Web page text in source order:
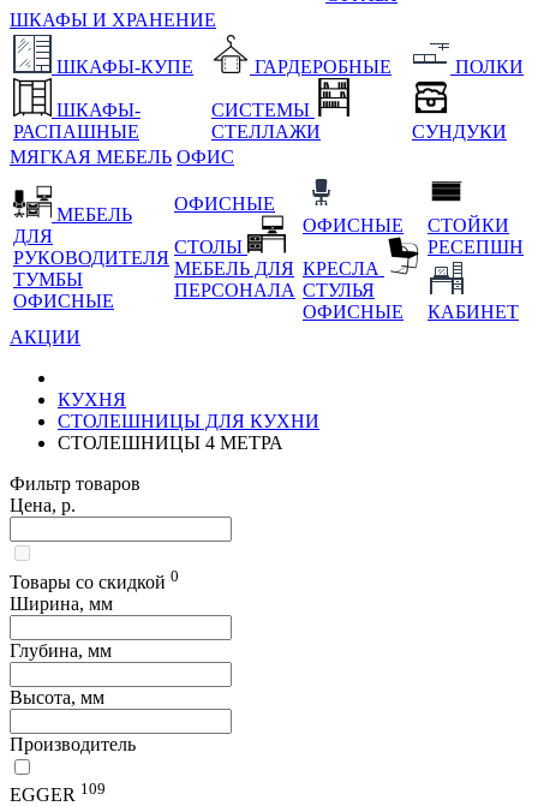
ШКАФЫ И ХРАНЕНИЕ
ШКАФЫ-КУПЕ
ШКАФЫ-
РАСПАШНЫЕ
ГАРДЕРОБНЫЕ
СИСТЕМЫ
СТЕЛЛАЖИ
ПОЛКИ
СУНДУКИ
МЯГКАЯ МЕБЕЛЬ ОФИС
МЕБЕЛЬ
ДЛЯ
РУКОВОДИТЕЛЯ
ТУМБЫ
ОФИСНЫЕ
ОФИСНЫЕ
СТОЛЫ
МЕБЕЛЬ ДЛЯ
ПЕРСОНАЛА
ОФИСНЫЕ
КРЕСЛА
СТУЛЬЯ
ОФИСНЫЕ
СТОЙКИ
РЕСЕПШН
КАБИНЕТ
АКЦИИ
КУХНЯ
СТОЛЕШНИЦЫ ДЛЯ КУХНИ
СТОЛЕШНИЦЫ 4 МЕТРА
Фильтр товаров
Цена, р.
Товары со скидкой 0
Ширина, мм
Глубина, мм
Высота, мм
Производитель
EGGER 109